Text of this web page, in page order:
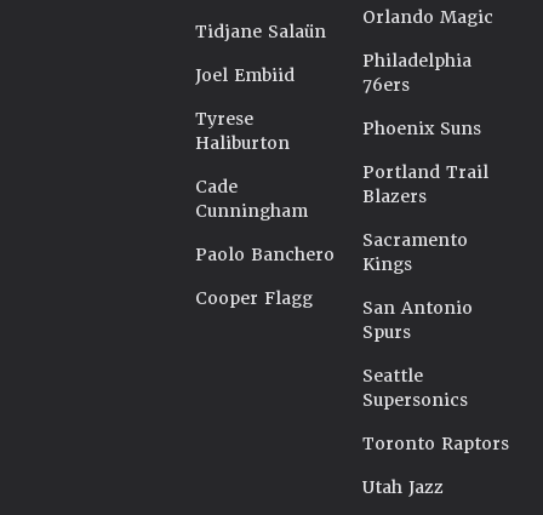
Tidjane Salaün
Joel Embiid
Tyrese
Haliburton
Cade
Cunningham
Paolo Banchero
Cooper Flagg
Orlando Magic
Philadelphia
76ers
Phoenix Suns
Portland Trail
Blazers
Sacramento
Kings
San Antonio
Spurs
Seattle
Supersonics
Toronto Raptors
Utah Jazz